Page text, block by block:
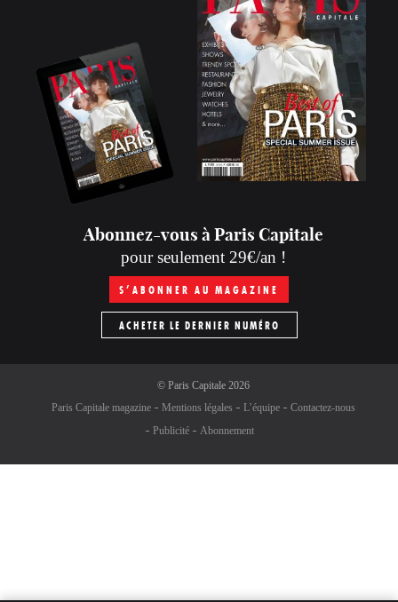
Abonnez-vous à Paris Capitale
pour seulement 29€/an !
S’ABONNER AU MAGAZINE
ACHETER LE DERNIER NUMÉRO
© Paris Capitale2026
Paris Capitale magazine
Mentions légales L’équipe
Contactez-nous
Publicité
Abonnement